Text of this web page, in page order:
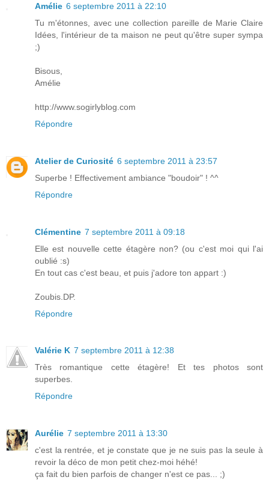
Amélie 6 septembre 2011 à 22:10
Tu m'étonnes, avec une collection pareille de Marie Claire
Idées, l'intérieur de ta maison ne peut qu'être super sympa
;)
Bisous,
Amélie
http://www.sogirlyblog.com
Répondre
Atelier de Curiosité 6 septembre 2011 à 23:57
Superbe ! Effectivement ambiance "boudoir" ! ^^
Répondre
Clémentine 7 septembre 2011 à 09:18
Elle est nouvelle cette étagère non? (ou c'est moi qui l'ai
oublié :s)
En tout cas c'est beau, et puis j'adore ton appart :)
Zoubis.DP.
Répondre
Valérie K 7 septembre 2011 à 12:38
Très romantique cette étagère! Et tes photos sont
superbes.
Répondre
Aurélie 7 septembre 2011 à 13:30
c'est la rentrée, et je constate que je ne suis pas la seule à
revoir la déco de mon petit chez-moi héhé!
ça fait du bien parfois de changer n'est ce pas... ;)